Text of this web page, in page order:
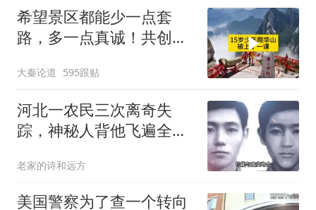
希望景区都能少一点套
路，多一点真诚！共创良
大秦论道 595跟贴
河北一农民三次离奇失
踪，神秘人背他飞遍全中
老家的诗和远方
美国警察为了查一个转向